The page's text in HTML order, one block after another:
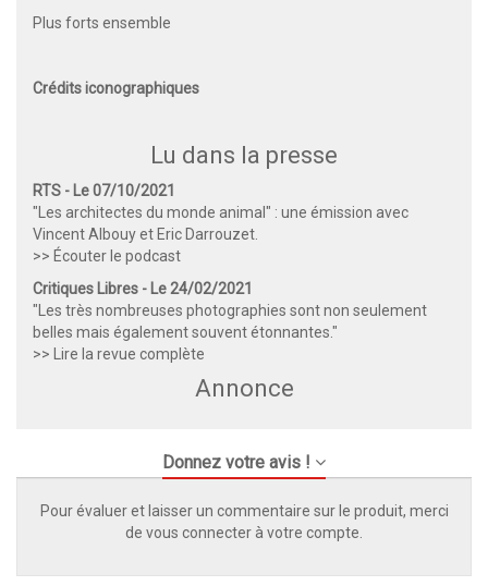
Plus forts ensemble
Crédits iconographiques
Lu dans la presse
RTS - Le 07/10/2021
"Les architectes du monde animal" : une émission avec
Vincent Albouy et Eric Darrouzet.
>> Écouter le podcast
Critiques Libres - Le 24/02/2021
"Les très nombreuses photographies sont non seulement
belles mais également souvent étonnantes."
>> Lire la revue complète
Annonce
Donnez votre avis !
Pour évaluer et laisser un commentaire sur le produit, merci
de vous connecter à votre compte.